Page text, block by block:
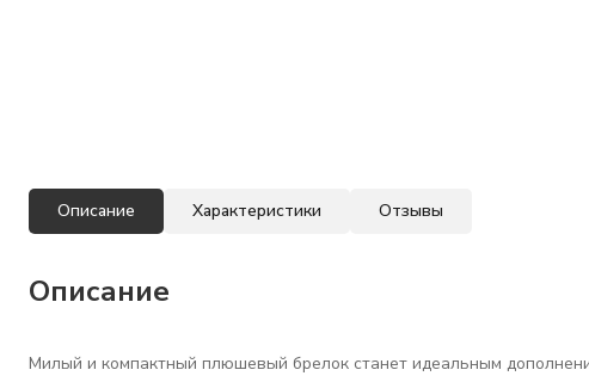
Описание Характеристики Отзывы
Описание
Милый и компактный плюшевый брелок станет идеальным